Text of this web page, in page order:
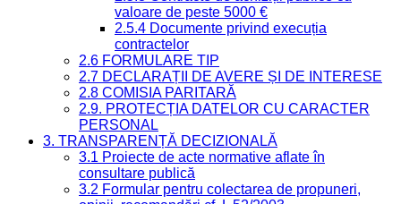
valoare de peste 5000 €
2.5.4 Documente privind execuția
contractelor
2.6 FORMULARE TIP
2.7 DECLARAȚII DE AVERE ȘI DE INTERESE
2.8 COMISIA PARITARĂ
2.9. PROTECȚIA DATELOR CU CARACTER
PERSONAL
3. TRANSPARENȚĂ DECIZIONALĂ
3.1 Proiecte de acte normative aflate în
consultare publică
3.2 Formular pentru colectarea de propuneri,